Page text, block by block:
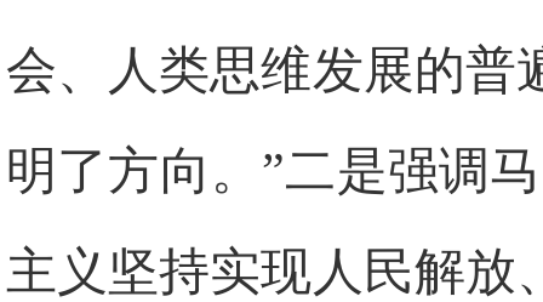
会、人类思维发展的普
明了方向。”二是强调
主义坚持实现人民解放